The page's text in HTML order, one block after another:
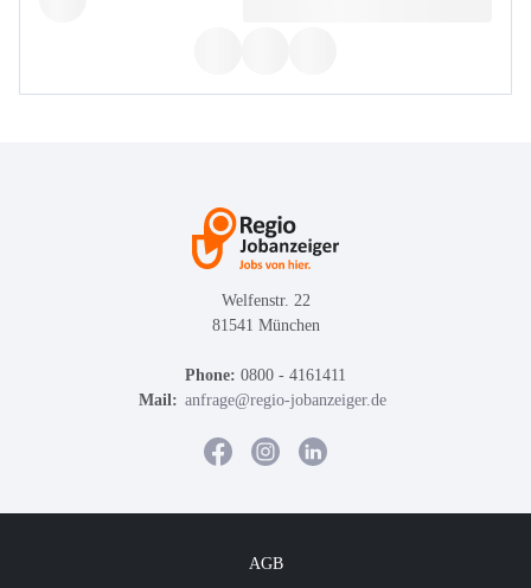
Welfenstr. 22
81541 München
Phone: 0800 - 4161411
Mail: anfrage@regio-jobanzeiger.de
AGB